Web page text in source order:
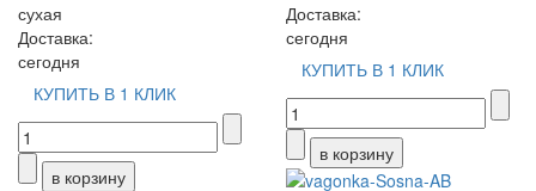
сухая
Доставка:
сегодня
КУПИТЬ В 1 КЛИК
Доставка:
сегодня
КУПИТЬ В 1 КЛИК